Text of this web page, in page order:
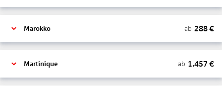
Marokko ab 288€
Martinique ab 1.457 €